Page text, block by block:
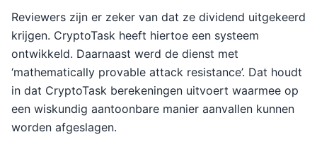
Reviewers zijn er zeker van dat ze dividend uitgekeerd
krijgen. CryptoTask heeft hiertoe een systeem
ontwikkeld. Daarnaast werd de dienst met
‘mathematically provable attack resistance’. Dat houdt
in dat CryptoTask berekeningen uitvoert waarmee op
een wiskundig aantoonbare manier aanvallen kunnen
worden afgeslagen.